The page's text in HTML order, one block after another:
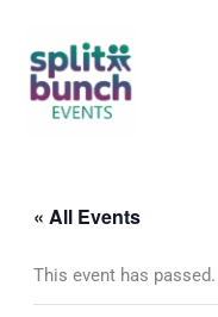
content
« All Events
This event has passed.